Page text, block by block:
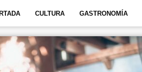
CULTURA GASTRONOMÍA